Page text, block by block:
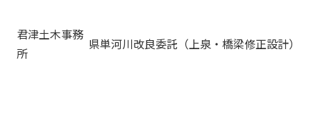
君津土木事務
所
県単河川改良委託（上泉・橋梁修正設計）